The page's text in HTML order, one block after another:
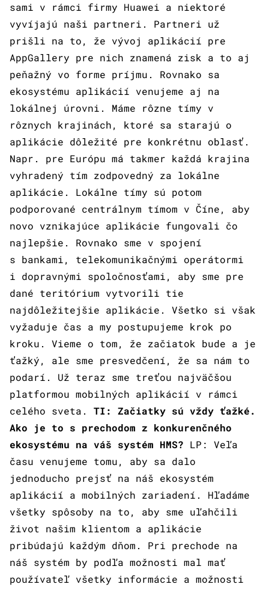
sami v rámci firmy Huawei a niektoré
vyvíjajú naši partneri. Partneri už
prišli na to, že vývoj aplikácií pre
AppGallery pre nich znamená zisk a to aj
peňažný vo forme príjmu. Rovnako sa
ekosystému aplikácií venujeme aj na
lokálnej úrovni. Máme rôzne tímy v
rôznych krajinách, ktoré sa starajú o
aplikácie dôležité pre konkrétnu oblasť.
Napr. pre Európu má takmer každá krajina
vyhradený tím zodpovedný za lokálne
aplikácie. Lokálne tímy sú potom
podporované centrálnym tímom v Číne, aby
novo vznikajúce aplikácie fungovali čo
najlepšie. Rovnako sme v spojení
s bankami, telekomunikačnými operátormi
i dopravnými spoločnosťami, aby sme pre
dané teritórium vytvorili tie
najdôležitejšie aplikácie. Všetko si však
vyžaduje čas a my postupujeme krok po
kroku. Vieme o tom, že začiatok bude a je
ťažký, ale sme presvedčení, že sa nám to
podarí. Už teraz sme treťou najväčšou
platformou mobilných aplikácií v rámci
celého sveta. TI: Začiatky sú vždy ťažké.
Ako je to s prechodom z konkurenčného
ekosystému na váš systém HMS? LP: Veľa
času venujeme tomu, aby sa dalo
jednoducho prejsť na náš ekosystém
aplikácií a mobilných zariadení. Hľadáme
všetky spôsoby na to, aby sme uľahčili
život našim klientom a aplikácie
pribúdajú každým dňom. Pri prechode na
náš systém by podľa možnosti mal mať
používateľ všetky informácie a možnosti